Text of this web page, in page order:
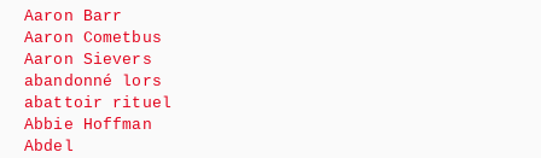
Aaron Barr
Aaron Cometbus
Aaron Sievers
abandonné lors
abattoir rituel
Abbie Hoffman
Abdel